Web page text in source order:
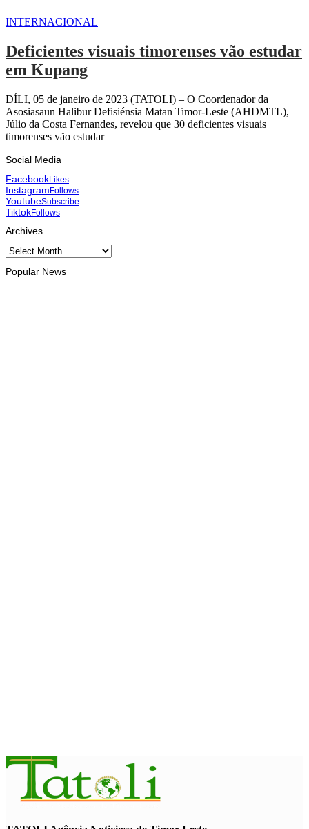
INTERNACIONAL
Deficientes visuais timorenses vão estudar
em Kupang
DÍLI, 05 de janeiro de 2023 (TATOLI) – O Coordenador da
Asosiasaun Halibur Defisiénsia Matan Timor-Leste (AHDMTL),
Júlio da Costa Fernandes, revelou que 30 deficientes visuais
timorenses vão estudar
Social Media
FacebookLikes
InstagramFollows
YoutubeSubscribe
TiktokFollows
Archives
Archives
Popular News